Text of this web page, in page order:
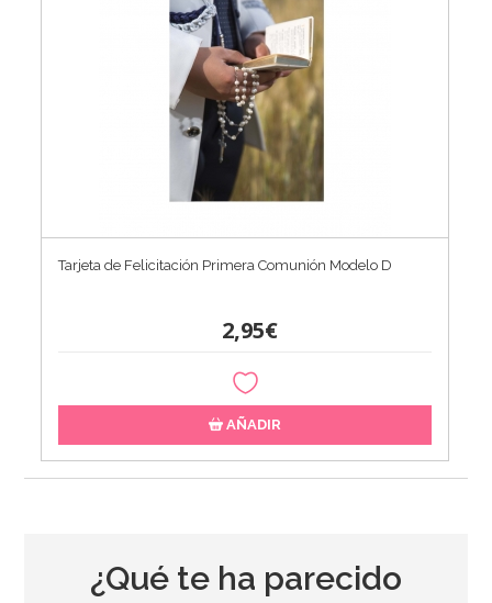
Tarjeta de Felicitación Primera Comunión Modelo D
2,95€
AÑADIR
¿Qué te ha parecido